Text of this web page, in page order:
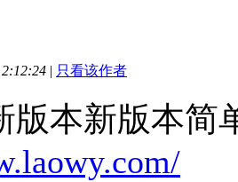
| 只看该作者
版本新版本简